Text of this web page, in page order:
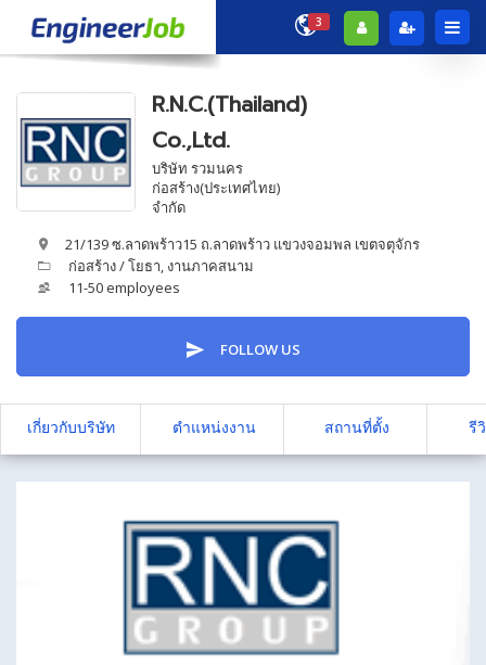
3
R.N.C.(Thailand)
Co.,Ltd.
บริษัท รวมนคร
ก่อสร้าง(ประเทศไทย)
จำกัด
21/139 ซ.ลาดพร้าว15 ถ.ลาดพร้าว แขวงจอมพล เขตจตุจักร
ก่อสร้าง / โยธา, งานภาคสนาม
11-50 employees
FOLLOW US
เกี่ยวกับบริษัท ตำแหน่งงาน สถานที่ตั้ง รี